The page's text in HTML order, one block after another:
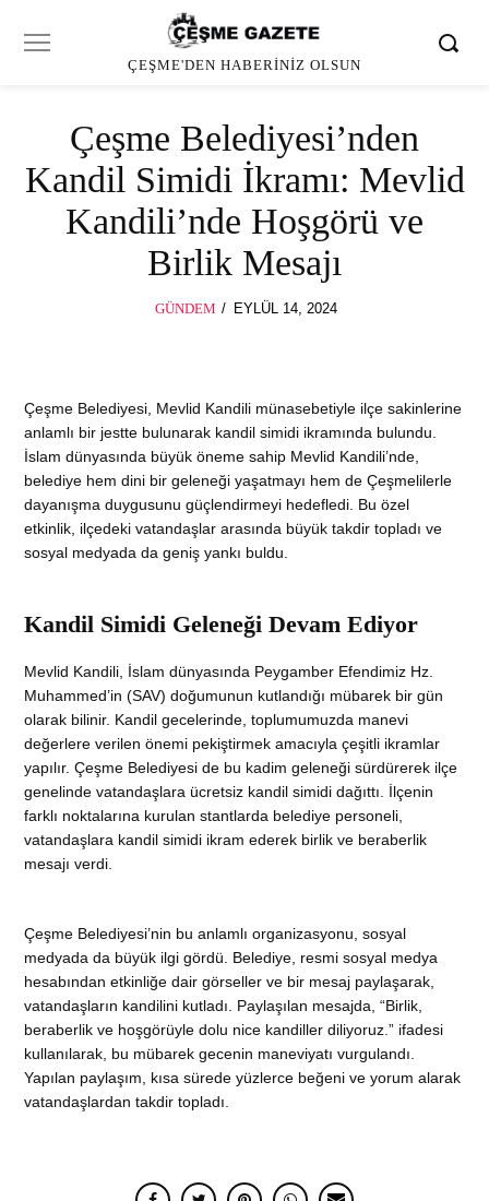
ÇEŞME'DEN HABERINIZ OLSUN
Çeşme Belediyesi’nden
Kandil Simidi İkramı: Mevlid
Kandili’nde Hoşgörü ve
Birlik Mesajı
GÜNDEM
POSTED
EYLÜL 14, 2024
Çeşme Belediyesi, Mevlid Kandili münasebetiyle ilçe sakinlerine
anlamlı bir jestte bulunarak kandil simidi ikramında bulundu.
İslam dünyasında büyük öneme sahip Mevlid Kandili’nde,
belediye hem dini bir geleneği yaşatmayı hem de Çeşmelilerle
dayanışma duygusunu güçlendirmeyi hedefledi. Bu özel
etkinlik, ilçedeki vatandaşlar arasında büyük takdir topladı ve
sosyal medyada da geniş yankı buldu.
Kandil Simidi Geleneği Devam Ediyor
Mevlid Kandili, İslam dünyasında Peygamber Efendimiz Hz.
Muhammed’in (SAV) doğumunun kutlandığı mübarek bir gün
olarak bilinir. Kandil gecelerinde, toplumumuzda manevi
değerlere verilen önemi pekiştirmek amacıyla çeşitli ikramlar
yapılır. Çeşme Belediyesi de bu kadim geleneği sürdürerek ilçe
genelinde vatandaşlara ücretsiz kandil simidi dağıttı. İlçenin
farklı noktalarına kurulan stantlarda belediye personeli,
vatandaşlara kandil simidi ikram ederek birlik ve beraberlik
mesajı verdi.
Çeşme Belediyesi’nin bu anlamlı organizasyonu, sosyal
medyada da büyük ilgi gördü. Belediye, resmi sosyal medya
hesabından etkinliğe dair görseller ve bir mesaj paylaşarak,
vatandaşların kandilini kutladı. Paylaşılan mesajda, “Birlik,
beraberlik ve hoşgörüyle dolu nice kandiller diliyoruz.” ifadesi
kullanılarak, bu mübarek gecenin maneviyatı vurgulandı.
Yapılan paylaşım, kısa sürede yüzlerce beğeni ve yorum alarak
vatandaşlardan takdir topladı.